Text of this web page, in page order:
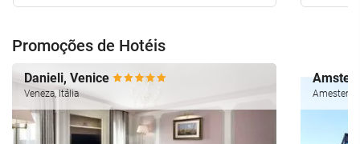
Promoções de Hotéis
Danieli, Venice
Veneza, Itália